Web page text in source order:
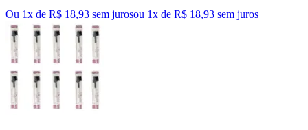
Ou 1x de R$ 18,93 sem jurosou 1x de R$ 18,93 sem juros